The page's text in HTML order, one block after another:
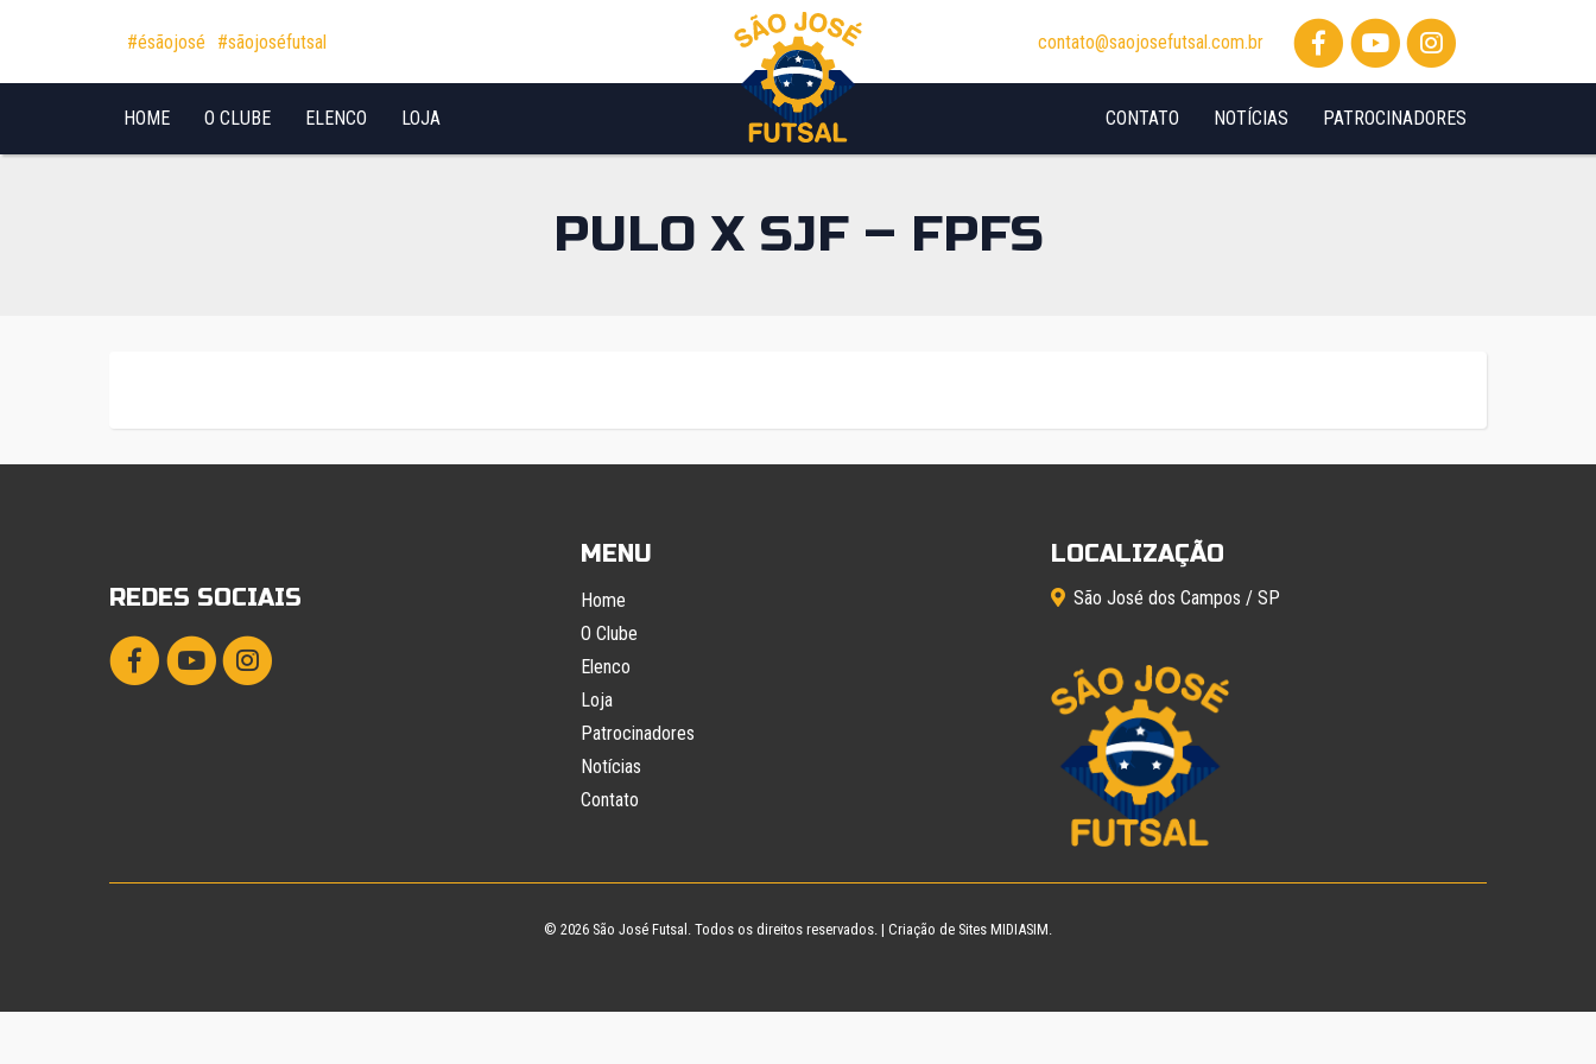
Pular para o conteúdo
#ésãojosé #sãojoséfutsal contato@saojosefutsal.com.br
HOME O CLUBE ELENCO LOJA PATROCINADORES
NOTÍCIAS
CONTATO
PULO X SJF – FPFS
REDES SOCIAIS
MENU
Home
O Clube
Elenco
Loja
Patrocinadores
Notícias
Contato
LOCALIZAÇÃO
São José dos Campos / SP
© 2026 São José Futsal . Todos os direitos reservados. | Criação de Sites MIDIASIM.